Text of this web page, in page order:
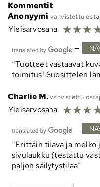
Kommentit
Anonyymi vahvistettu
Yleisarvosana ☆☆☆
—
Tuotteet vastaavat
toimitus! Suosittelen
Charlie M. vahvistettu
Yleisarvosana ☆☆☆
—
Erittäin tilava ja melko
sivulaukku (testattu
paljon säilytystilaa